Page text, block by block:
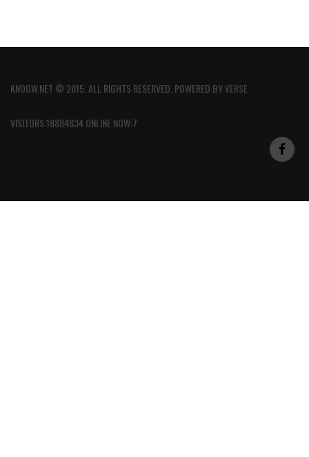
KNOOW.NET © 2015. ALL RIGHTS RESERVED. POWERED BYVERSE
VISITORS:18884834 ONLINE NOW:7